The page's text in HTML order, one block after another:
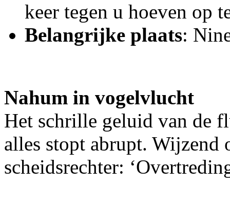
keer tegen u hoeven op
Belangrijke plaats:
Nahum in vogelvlucht
Het schrille geluid van de
alles stopt abrupt. Wijzend
scheidsrechter: